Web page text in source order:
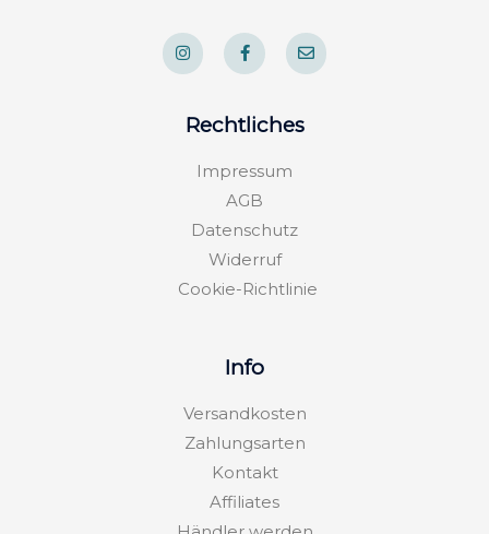
I
n
s
t
r
F
a
c
e
o
o
f
E
n
v
e
Rechtliches
Impressum
AGB
Datenschutz
Widerruf
Cookie-Richtlinie
Info
Versandkosten
Zahlungsarten
Kontakt
Affiliates